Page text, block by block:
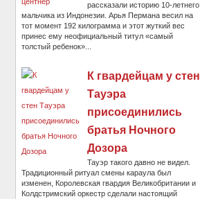
рассказали историю 10-летнего
мальчика из Индонезии. Арья Пермана весил на
тот момент 192 килограмма и этот жуткий вес
принес ему неофициальный титул «самый
толстый ребенок»...
К гвардейцам у стен
Тауэра
присоединились
братья Ночного
Дозора
Тауэр такого давно не видел.
Традиционный ритуал смены караула был
изменен, Королевская гвардия Великобритании и
Колдстримский оркестр сделали настоящий